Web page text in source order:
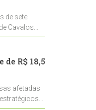
de sete
Cavalos
R$ 18,5
afetadas